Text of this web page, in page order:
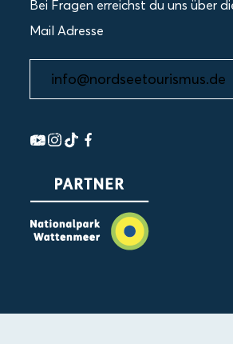
Bei Fragen erreichst du uns über
Mail Adresse
info@nordseetourismus.de